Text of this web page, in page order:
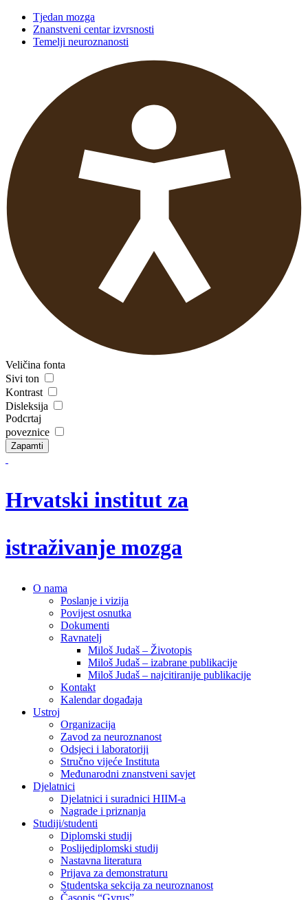
Tjedan mozga
Znanstveni centar izvrsnosti
Temelji neuroznanosti
Veličina fonta
Sivi ton
Kontrast
Disleksija
Podcrtaj
poveznice
Zapamti
Hrvatski institut za
istraživanje mozga
O nama
Poslanje i vizija
Povijest osnutka
Dokumenti
Ravnatelj
Miloš Judaš – Životopis
Miloš Judaš – izabrane publikacije
Miloš Judaš – najcitiranije publikacije
Kontakt
Kalendar događaja
Ustroj
Organizacija
Zavod za neuroznanost
Odsjeci i laboratoriji
Stručno vijeće Instituta
Međunarodni znanstveni savjet
Djelatnici
Djelatnici i suradnici HIIM-a
Nagrade i priznanja
Studiji/studenti
Diplomski studij
Poslijediplomski studij
Nastavna literatura
Prijava za demonstraturu
Studentska sekcija za neuroznanost
Časopis “Gyrus”